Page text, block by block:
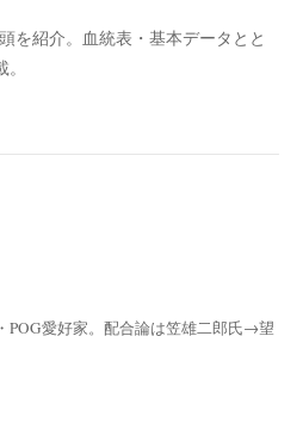
を紹介。血統表・基本データとと
POG愛好家。配合論は笠雄二郎氏→望